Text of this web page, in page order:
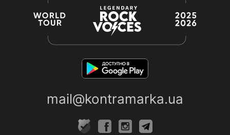
mail@kontramarka.ua